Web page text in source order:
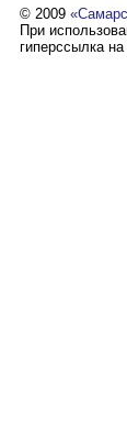
© 2009
При
гиперссылка на